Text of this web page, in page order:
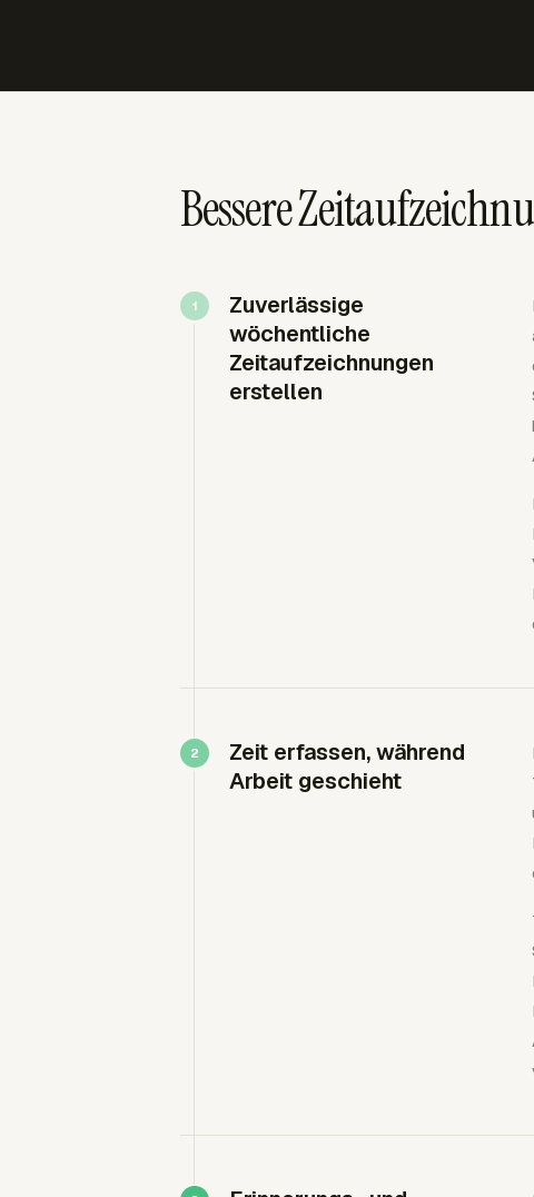
Bessere
Zuverlässige
wöchentliche
Zeitaufzeichnungen
erstellen
Zeit erfassen, während
Arbeit geschieht